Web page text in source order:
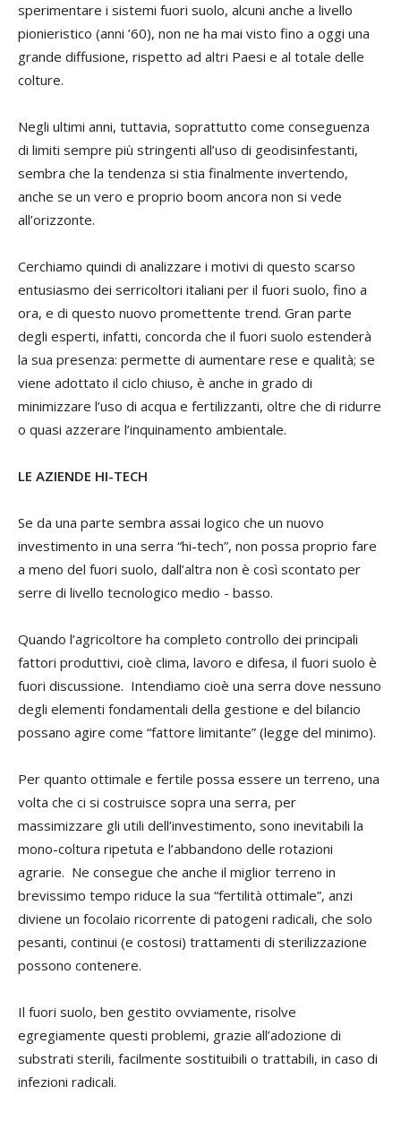
sperimentare i sistemi fuori suolo, alcuni anche a livello
pionieristico (anni ’60), non ne ha mai visto fino a oggi una
grande diffusione, rispetto ad altri Paesi e al totale delle
colture.
Negli ultimi anni, tuttavia, soprattutto come conseguenza
di limiti sempre più stringenti all’uso di geodisinfestanti,
sembra che la tendenza si stia finalmente invertendo,
anche se un vero e proprio boom ancora non si vede
all’orizzonte.
Cerchiamo quindi di analizzare i motivi di questo scarso
entusiasmo dei serricoltori italiani per il fuori suolo, fino a
ora, e di questo nuovo promettente trend. Gran parte
degli esperti, infatti, concorda che il fuori suolo estenderà
la sua presenza: permette di aumentare rese e qualità; se
viene adottato il ciclo chiuso, è anche in grado di
minimizzare l’uso di acqua e fertilizzanti, oltre che di ridurre
o quasi azzerare l’inquinamento ambientale.
LE AZIENDE HI-TECH
Se da una parte sembra assai logico che un nuovo
investimento in una serra “hi-tech”, non possa proprio fare
a meno del fuori suolo, dall’altra non è così scontato per
serre di livello tecnologico medio - basso.
Quando l’agricoltore ha completo controllo dei principali
fattori produttivi, cioè clima, lavoro e difesa, il fuori suolo è
fuori discussione. Intendiamo cioè una serra dove nessuno
degli elementi fondamentali della gestione e del bilancio
possano agire come “fattore limitante” (legge del minimo).
Per quanto ottimale e fertile possa essere un terreno, una
volta che ci si costruisce sopra una serra, per
massimizzare gli utili dell’investimento, sono inevitabili la
mono-coltura ripetuta e l’abbandono delle rotazioni
agrarie. Ne consegue che anche il miglior terreno in
brevissimo tempo riduce la sua “fertilità ottimale”, anzi
diviene un focolaio ricorrente di patogeni radicali, che solo
pesanti, continui (e costosi) trattamenti di sterilizzazione
possono contenere.
Il fuori suolo, ben gestito ovviamente, risolve
egregiamente questi problemi, grazie all’adozione di
substrati sterili, facilmente sostituibili o trattabili, in caso di
infezioni radicali.